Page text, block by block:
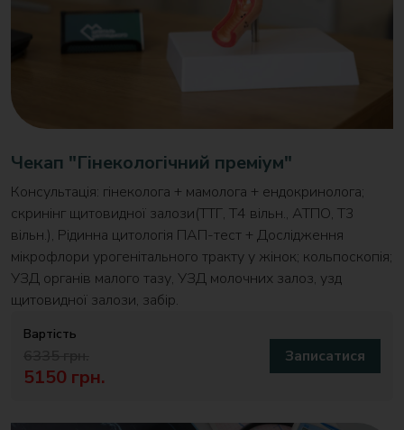
Чекап "Гінекологічний преміум"
Консультація: гінеколога + мамолога + ендокринолога;
скринінг щитовидної залози(ТТГ, T4 вільн., АТПО, Т3
вільн.), Рідинна цитологія ПАП-тест + Дослідження
мікрофлори урогенітального тракту у жінок; кольпоскопія;
УЗД органів малого тазу, УЗД молочних залоз, узд
щитовидної залози, забір.
Вартість
5150 грн.
Записатися